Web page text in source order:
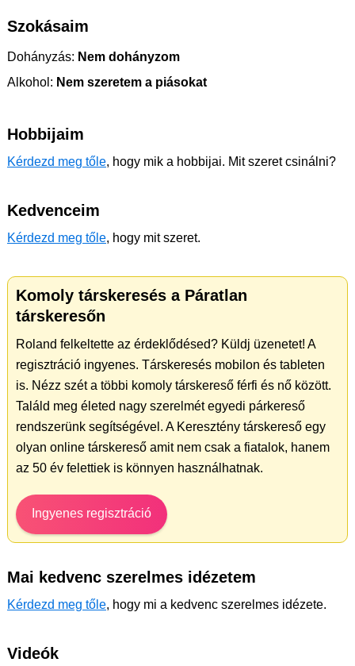
Szokásaim
Dohányzás: Nem dohányzom
Alkohol: Nem szeretem a piásokat
Hobbijaim
Kérdezd meg tőle, hogy mik a hobbijai. Mit szeret csinálni?
Kedvenceim
Kérdezd meg tőle, hogy mit szeret.
Komoly társkeresés a Páratlan
társkeresőn
Roland felkeltette az érdeklődésed? Küldj üzenetet! A
regisztráció ingyenes. Társkeresés mobilon és tableten
is. Nézz szét a többi komoly társkereső férfi és nő között.
Találd meg életed nagy szerelmét egyedi párkereső
rendszerünk segítségével. A Keresztény társkereső egy
olyan online társkereső amit nem csak a fiatalok, hanem
az 50 év felettiek is könnyen használhatnak.
Ingyenes regisztráció
Mai kedvenc szerelmes idézetem
Kérdezd meg tőle, hogy mi a kedvenc szerelmes idézete.
Videók